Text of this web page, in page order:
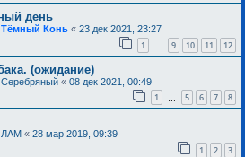
день
Тёмный Конь « 23 дек 2021, 23:27
1 … 9 10 11 12
(ожидание)
Серебряный « 08 дек 2021, 00:49
1 5 6 7 8
ЛАМ « 28 мар 2019, 09:39
1 2 3